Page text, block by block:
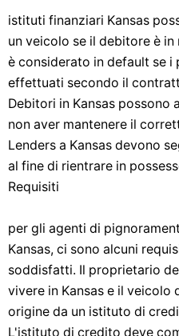
istituti finanziari Kansas
un veicolo se il debitore è
è considerato in default se i
effettuati secondo il
Debitori in Kansas possono
non aver mantenere il
Lenders a Kansas devono
al fine di rientrare in
Requisiti
per gli agenti di
Kansas, ci sono alcuni
soddisfatti. Il proprietario
vivere in Kansas e il veicolo
origine da un istituto di
L'istituto di credito deve